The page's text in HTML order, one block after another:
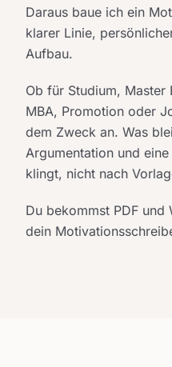
Daraus baue ich ein
klarer Linie,
Aufbau.
Ob für Studium, Master
MBA, Promotion oder
dem Zweck an. Was
Argumentation und
klingt, nicht nach
Du bekommst PDF
dein